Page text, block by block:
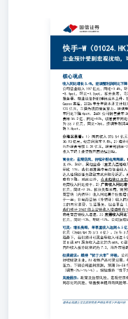
优于大市 主业
财报点评 互联
26Q1，公司营
比-4.3pct。拆分
投入主要在可灵
已投入120亿元
26Q1公司销售
+1pct。26Q1公
比下降3.8pct。
投资评级优于大
194662/164655
分地区来看：1
9.5%；2）海外
比下降5pct。海
家。1）直播电
元，同比+16%
以任务激励方式
广告收入196.4